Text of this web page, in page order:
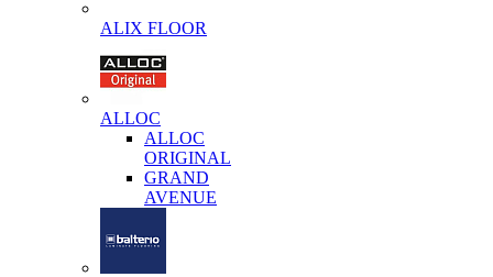
ALIX FLOOR
ALLOC
ALLOC
ORIGINAL
GRAND
AVENUE